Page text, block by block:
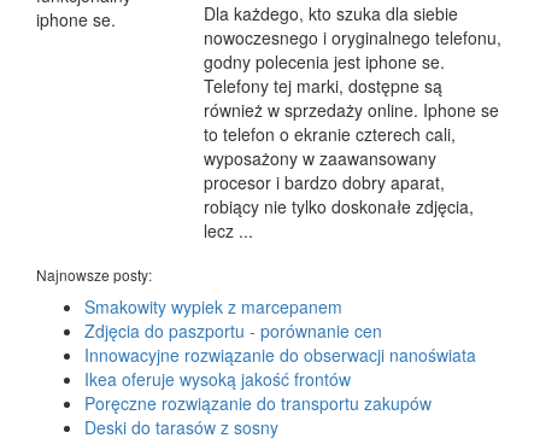
Dla każdego, kto szuka dla siebie
nowoczesnego i oryginalnego telefonu,
godny polecenia jest iphone se.
Telefony tej marki, dostępne są
również w sprzedaży online. Iphone se
to telefon o ekranie czterech cali,
wyposażony w zaawansowany
procesor i bardzo dobry aparat,
robiący nie tylko doskonałe zdjęcia,
lecz ...
Najnowsze posty:
Smakowity wypiek z marcepanem
Zdjęcia do paszportu - porównanie cen
Innowacyjne rozwiązanie do obserwacji nanoświata
Ikea oferuje wysoką jakość frontów
Poręczne rozwiązanie do transportu zakupów
Deski do tarasów z sosny